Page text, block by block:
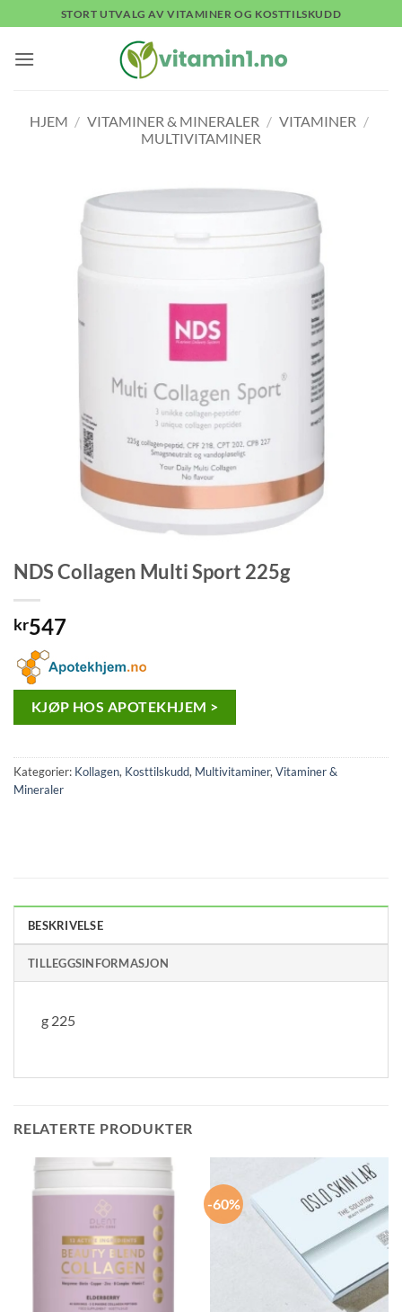
to
content
STORT UTVALG AV VITAMINER OG KOSTTILSKUDD
HJEM / VITAMINER & MINERALER / VITAMINER /
MULTIVITAMINER
NDS Collagen Multi Sport 225g
kr547
KJØP HOS APOTEKHJEM >
Kategorier: Kollagen, Kosttilskudd, Multivitaminer,Vitaminer &
Mineraler
BESKRIVELSE
TILLEGGSINFORMASJON
g 225
RELATERTE PRODUKTER
-60%